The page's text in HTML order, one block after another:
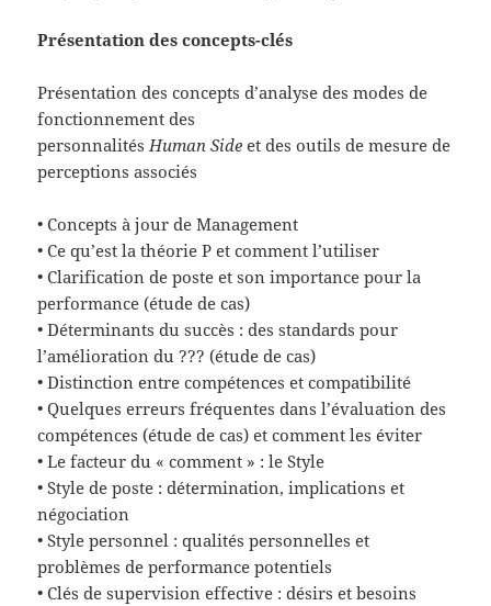
Présentation des concepts-clés
Présentation des concepts d’analyse des modes de
fonctionnement des
personnalités Human Side et des outils de mesure de
perceptions associés
• Concepts à jour de Management
• Ce qu’est la théorie P et comment l’utiliser
• Clarification de poste et son importance pour la
performance (étude de cas)
• Déterminants du succès : des standards pour
l’amélioration du ??? (étude de cas)
• Distinction entre compétences et compatibilité
• Quelques erreurs fréquentes dans l’évaluation des
compétences (étude de cas) et comment les éviter
• Le facteur du « comment » : le Style
• Style de poste : détermination, implications et
négociation
• Style personnel : qualités personnelles et
problèmes de performance potentiels
• Clés de supervision effective : désirs et besoins